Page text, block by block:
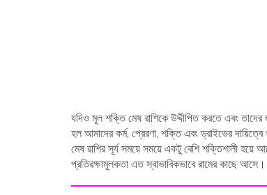
যদিও মূল শক্তি মেষ রাশিকে উদ্দীপিত করতে এবং তাদের
হল আমাদের কর্ম, প্রেরণা, শক্তি এবং ড্রাইভের
মেষ রাশির সূর্য সময়ে সময়ে একটু বেশি শক্তিশালী
প্রতিরক্ষামূলকতা এত স্বাভাবিকভাবে রামের কাছে আসে।